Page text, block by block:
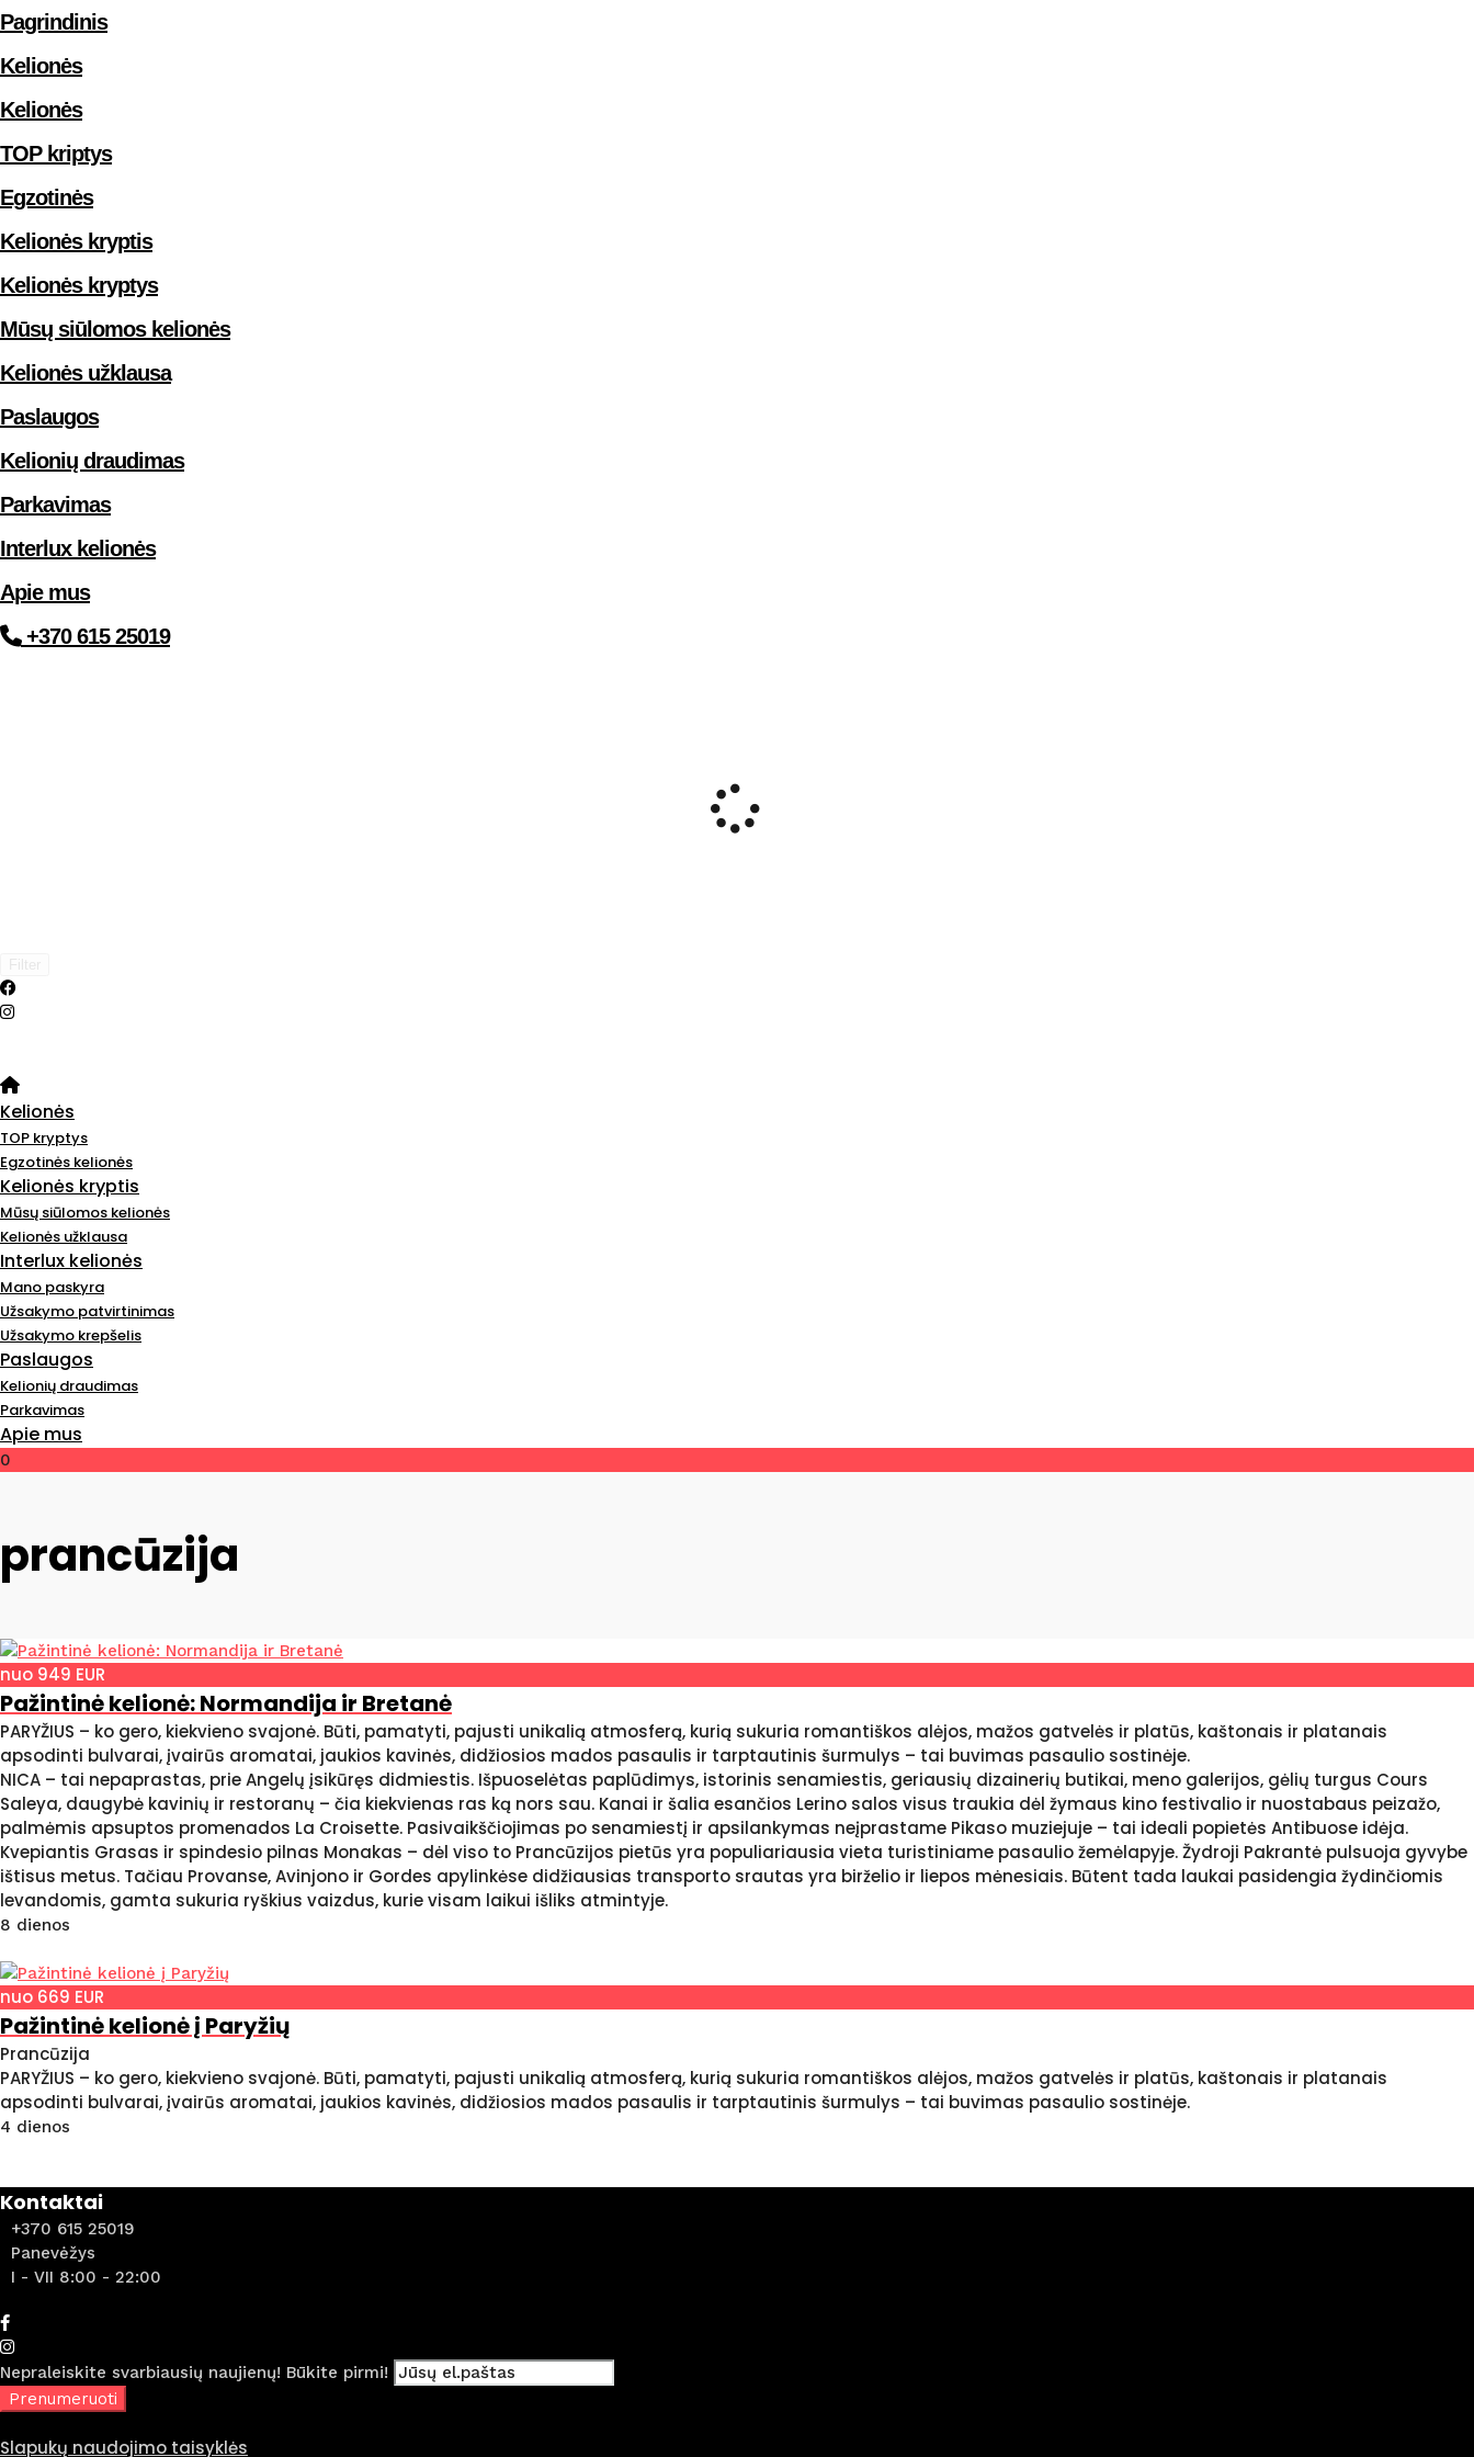
Pagrindinis
Kelionės
Kelionės
TOP kriptys
Egzotinės
Kelionės kryptis
Kelionės kryptys
Mūsų siūlomos kelionės
Kelionės užklausa
Paslaugos
Kelionių draudimas
Parkavimas
Interlux kelionės
Apie mus
+370 615 25019
Kelionės
TOP kryptys
Egzotinės kelionės
Kelionės kryptis
Mūsų siūlomos kelionės
Kelionės užklausa
Interlux kelionės
Mano paskyra
Užsakymo patvirtinimas
Užsakymo krepšelis
Paslaugos
Kelionių draudimas
Parkavimas
Apie mus
0
prancūzija
nuo 949 EUR
Pažintinė kelionė: Normandija ir Bretanė
PARYŽIUS – ko gero, kiekvieno svajonė. Būti, pamatyti, pajusti unikalią atmosferą, kurią sukuria romantiškos alėjos, mažos gatvelės ir platūs, kaštonais ir platanais
apsodinti bulvarai, įvairūs aromatai, jaukios kavinės, didžiosios mados pasaulis ir tarptautinis šurmulys – tai buvimas pasaulio sostinėje.
NICA – tai nepaprastas, prie Angelų įsikūręs didmiestis. Išpuoselėtas paplūdimys, istorinis senamiestis, geriausių dizainerių butikai, meno galerijos, gėlių turgus Cours
Saleya, daugybė kavinių ir restoranų – čia kiekvienas ras ką nors sau. Kanai ir šalia esančios Lerino salos visus traukia dėl žymaus kino festivalio ir nuostabaus peizažo,
palmėmis apsuptos promenados La Croisette. Pasivaikščiojimas po senamiestį ir apsilankymas neįprastame Pikaso muziejuje – tai ideali popietės Antibuose idėja.
Kvepiantis Grasas ir spindesio pilnas Monakas – dėl viso to Prancūzijos pietūs yra populiariausia vieta turistiniame pasaulio žemėlapyje. Žydroji Pakrantė pulsuoja gyvybe
ištisus metus. Tačiau Provanse, Avinjono ir Gordes apylinkėse didžiausias transporto srautas yra birželio ir liepos mėnesiais. Būtent tada laukai pasidengia žydinčiomis
levandomis, gamta sukuria ryškius vaizdus, kurie visam laikui išliks atmintyje.
8 dienos
nuo 669 EUR
Pažintinė kelionė į Paryžių
Prancūzija
PARYŽIUS – ko gero, kiekvieno svajonė. Būti, pamatyti, pajusti unikalią atmosferą, kurią sukuria romantiškos alėjos, mažos gatvelės ir platūs, kaštonais ir platanais
apsodinti bulvarai, įvairūs aromatai, jaukios kavinės, didžiosios mados pasaulis ir tarptautinis šurmulys – tai buvimas pasaulio sostinėje.
4 dienos
Kontaktai
+370 615 25019
Panevėžys
I - VII 8:00 - 22:00
Nepraleiskite svarbiausių naujienų! Būkite pirmi!
Slapukų naudojimo taisyklės